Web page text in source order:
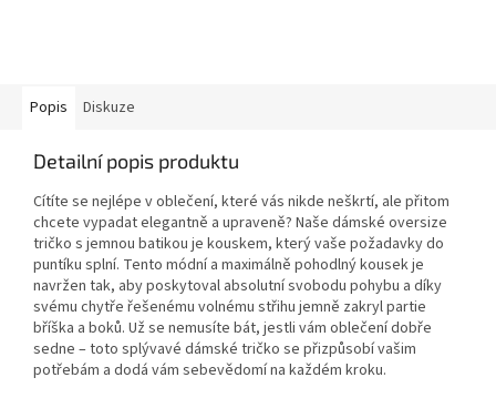
Popis Diskuze
Detailní popis produktu
Cítíte se nejlépe v oblečení, které vás nikde neškrtí, ale přitom
chcete vypadat elegantně a upraveně? Naše dámské oversize
tričko s jemnou batikou je kouskem, který vaše požadavky do
puntíku splní. Tento módní a maximálně pohodlný kousek je
navržen tak, aby poskytoval absolutní svobodu pohybu a díky
svému chytře řešenému volnému střihu jemně zakryl partie
bříška a boků. Už se nemusíte bát, jestli vám oblečení dobře
sedne – toto splývavé dámské tričko se přizpůsobí vašim
potřebám a dodá vám sebevědomí na každém kroku.